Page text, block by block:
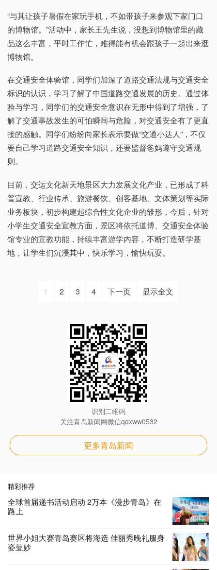
“与其让孩子暑假在家玩手机，不如带孩子来参观下家门口
的博物馆。”活动中，家长王先生说，没想到博物馆里的藏
品这么丰富，平时工作忙，难得能有机会跟孩子一起出来逛
博物馆。
在交通安全体验馆，同学们加深了道路交通法规与交通安全
标识的认识，学习了解了中国道路交通发展的历史。通过体
验与学习，同学们的交通安全意识在无形中得到了增强，了
解了交通事故发生的可怕瞬间与危险，对交通安全有了更直
接的感触。同学们纷纷向家长表示要做“交通小达人”，不仅
要自己学习道路交通安全知识，还要监督爸妈遵守交通规
则。
目前，交运文化新天地景区大力发展文化产业，已形成了科
普宣教、行业传承、旅游餐饮、创客基地、文体策划等实际
业务板块，初步构建起综合性文化企业的雏形，今后，针对
小学生交通安全宣教方面，景区将依托道博、交通安全体验
馆专业的宣教功能，持续丰富游学内容，不断打造研学基
地，让学生们沉浸其中，快乐学习，愉快玩耍。
1 2 3 4 下一页 显示全文
识别二维码
关注青岛新闻网微信qdxww0532
更多青岛新闻
精彩推荐
全球首届递书活动启动 2万本《漫步青岛》在
路上
世界小姐大赛青岛赛区将海选 佳丽秀晚礼服身
姿曼妙